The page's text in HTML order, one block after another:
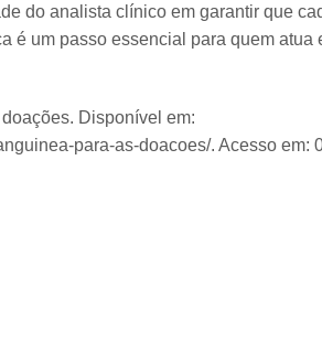
do analista clínico em garantir que
é um passo essencial para quem atua
Disponível em:
para-as-doacoes/. Acesso em: